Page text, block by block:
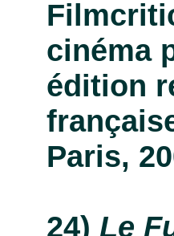
cinéma
édition
Paris,
Le